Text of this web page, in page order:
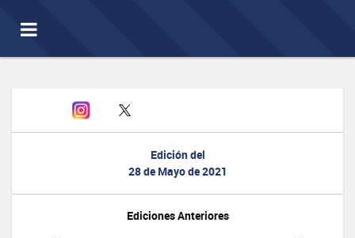
Toggle
navigation
Edición del
28 de Mayo de 2021
Ediciones Anteriores